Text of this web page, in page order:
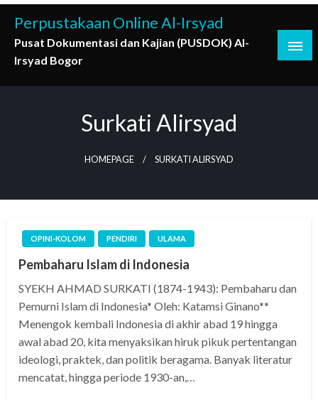
Skip
content
Perpustakaan Online Al-Irsyad
Pusat Dokumentasi dan Kajian (PUSDOK) Al-
Irsyad Bogor
Surkati Alirsyad
HOMEPAGE SURKATI ALIRSYAD
OPINI-KOLOM PENDIRI ULAMA
Pembaharu Islam di Indonesia
SYEKH AHMAD SURKATI (1874-1943): Pembaharu dan
Pemurni Islam di Indonesia* Oleh: Katamsi Ginano**
Menengok kembali Indonesia di akhir abad 19 hingga
awal abad 20, kita menyaksikan hiruk pikuk pertentangan
ideologi, praktek, dan politik beragama. Banyak literatur
mencatat, hingga periode 1930-an,…